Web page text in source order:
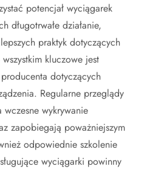
potencjał wyciągarek
długotrwałe działanie,
praktyk dotyczących
kluczowe jest
dotyczących
Regularne przeglądy
wykrywanie
zapobiegają poważniejszym
odpowiednie szkolenie
wyciągarki powinny